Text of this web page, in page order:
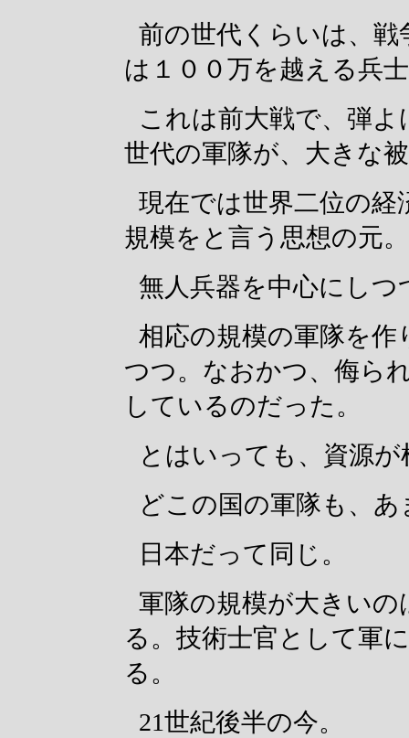
前の世代くらいは、
は１００万を越える兵
これは前大戦で、弾
世代の軍隊が、大きな
現在では世界二位の経
規模をと言う思想の元。
無人兵器を中心にしつ
相応の規模の軍隊を作
つつ。なおかつ、侮ら
しているのだった。
とはいっても、資源
どこの国の軍隊も、
日本だって同じ。
軍隊の規模が大きい
る。技術士官として軍
る。
21世紀後半の今。